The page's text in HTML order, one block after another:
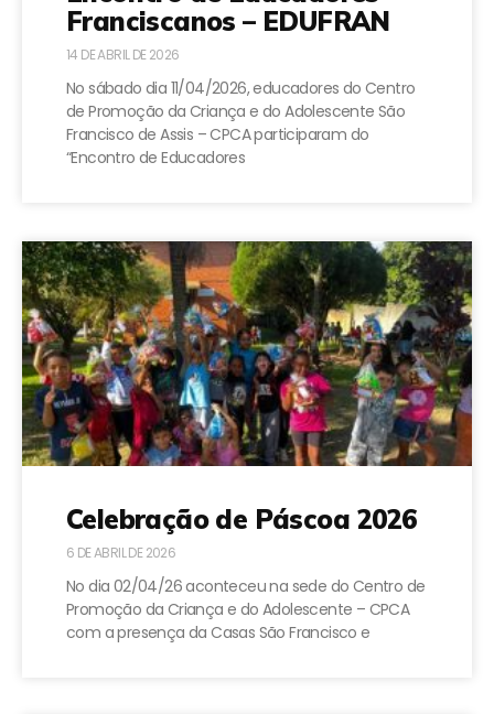
Franciscanos – EDUFRAN
14 DE ABRIL DE 2026
No sábado dia 11/04/2026, educadores do Centro
de Promoção da Criança e do Adolescente São
Francisco de Assis – CPCA participaram do
“Encontro de Educadores
Celebração de Páscoa 2026
6 DE ABRIL DE 2026
No dia 02/04/26 aconteceu na sede do Centro de
Promoção da Criança e do Adolescente – CPCA
com a presença da Casas São Francisco e